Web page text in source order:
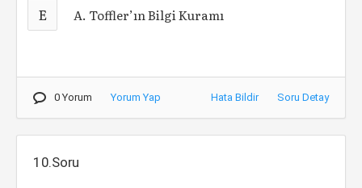
E A. Toffler’ın Bilgi Kuramı
0 Yorum Yorum Yap Hata Bildir Soru Detay
10.Soru